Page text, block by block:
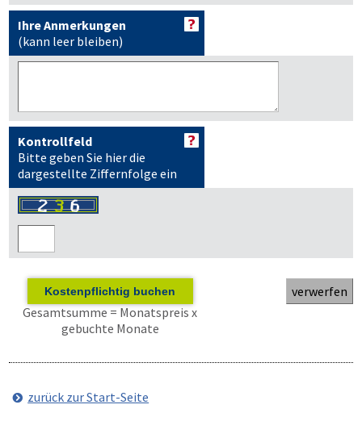
Ihre Anmerkungen
(kann leer bleiben)
Kontrollfeld
Bitte geben Sie hier die
dargestellte Ziffernfolge ein
Kostenpflichtig buchen
Gesamtsumme = Monatspreis x
gebuchte Monate
zurück zur Start-Seite